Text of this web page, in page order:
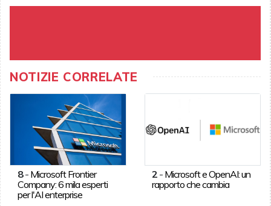
NOTIZIE CORRELATE
8- Microsoft Frontier
Company: 6 mila esperti
per l'AI enterprise
2 - Microsoft e OpenAI: un
rapporto che cambia